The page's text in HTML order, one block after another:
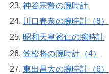
神谷宗幣の腕時計
川口春奈の腕時計（8）
昭和天皇裕仁の腕時計
笠松将の腕時計（4）
東出昌大の腕時計（6）